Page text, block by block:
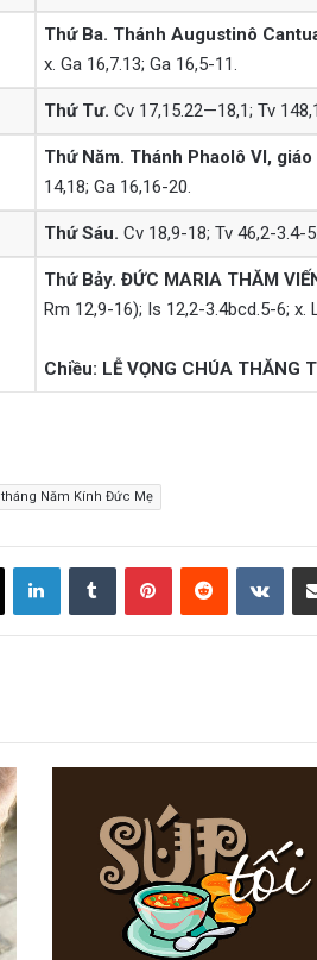
Thứ Ba. Thánh Augustinô
x. Ga 16,7.13; Ga 16,5-11.
Thứ Tư. Cv 17,15.22—18,1; Tv
Thứ Năm. Thánh Phaolô VI,
14,18; Ga 16,16-20.
Thứ Sáu. Cv 18,9-18; Tv 46,2-3.4-
Thứ Bảy. ĐỨC MARIA THĂM
Rm 12,9-16); Is 12,2-3.4bcd.5-6; x.
Chiều: LỄ VỌNG CHÚA THĂNG
tháng Năm Kính Đức Mẹ
LinkedIn Tumblr Pinterest Reddit VKontakte